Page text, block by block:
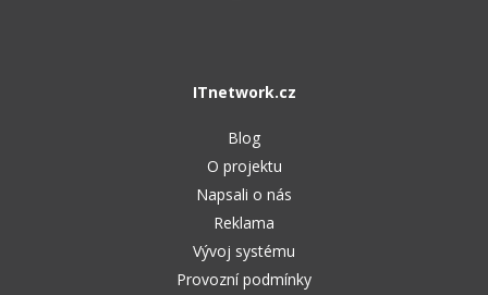
ITnetwork.cz
Blog
O projektu
Napsali o nás
Reklama
Vývoj systému
Provozní podmínky